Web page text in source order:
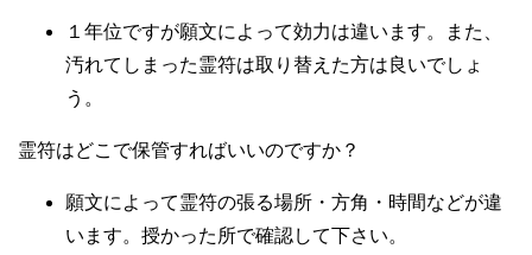
１年位ですが願文によって効力は違います。また、
汚れてしまった霊符は取り替えた方は良いでしょ
う。
霊符はどこで保管すればいいのですか？
願文によって霊符の張る場所・方角・時間などが違
います。授かった所で確認して下さい。